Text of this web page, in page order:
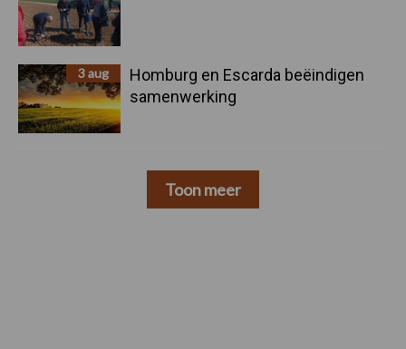
3 aug
Homburg en Escarda beëindigen
samenwerking
Toon meer